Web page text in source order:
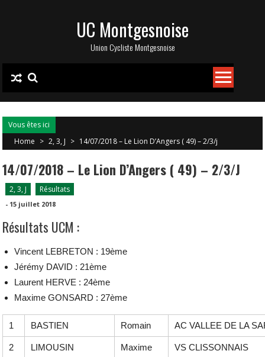
UC Montgesnoise
Union Cycliste Montgesnoise
Vous êtes ici
Home > 2, 3, J > 14/07/2018 – Le Lion D’Angers ( 49) – 2/3/j
14/07/2018 – Le Lion D’Angers ( 49) – 2/3/j
2, 3, J Résultats
- 15 juillet 2018
Résultats UCM :
Vincent LEBRETON : 19ème
Jérémy DAVID : 21ème
Laurent HERVE : 24ème
Maxime GONSARD : 27ème
1 BASTIEN Romain AC VALLEE DE LA
2 LIMOUSIN Maxime VS CLISSONNAIS